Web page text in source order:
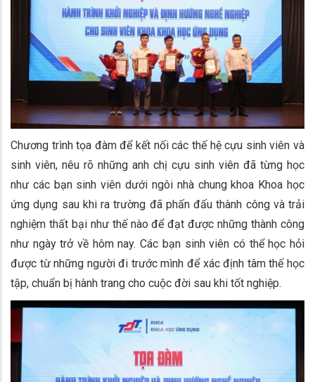
Chương trình tọa đàm để kết nối các thế hệ cựu sinh viên và
sinh viên, nêu rõ những anh chị cựu sinh viên đã từng học
như các bạn sinh viên dưới ngôi nhà chung khoa Khoa học
ứng dụng sau khi ra trường đã phấn đấu thành công và trải
nghiệm thất bại như thế nào để đạt được những thành công
như ngày trở về hôm nay. Các bạn sinh viên có thể học hỏi
được từ những người đi trước mình để xác định tâm thế học
tập, chuẩn bị hành trang cho cuộc đời sau khi tốt nghiệp.